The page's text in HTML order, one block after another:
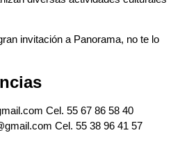
invitación a Panorama, no te lo
Cel. 55 67 86 58 40
Cel. 55 38 96 41 57